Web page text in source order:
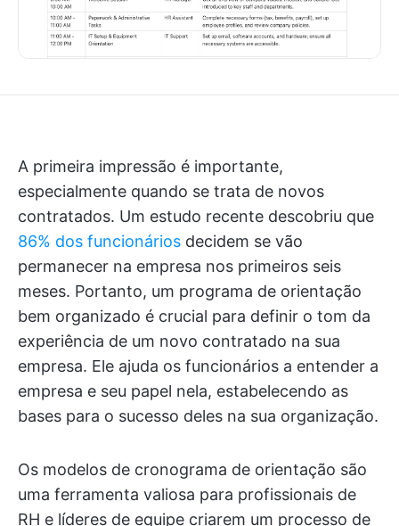
A primeira impressão é importante,
especialmente quando se trata de novos
contratados. Um estudo recente descobriu que
86% dos funcionários decidem se vão
permanecer na empresa nos primeiros seis
meses. Portanto, um programa de orientação
bem organizado é crucial para definir o tom da
experiência de um novo contratado na sua
empresa. Ele ajuda os funcionários a entender a
empresa e seu papel nela, estabelecendo as
bases para o sucesso deles na sua organização.
Os modelos de cronograma de orientação são
uma ferramenta valiosa para profissionais de
RH e líderes de equipe criarem um processo de